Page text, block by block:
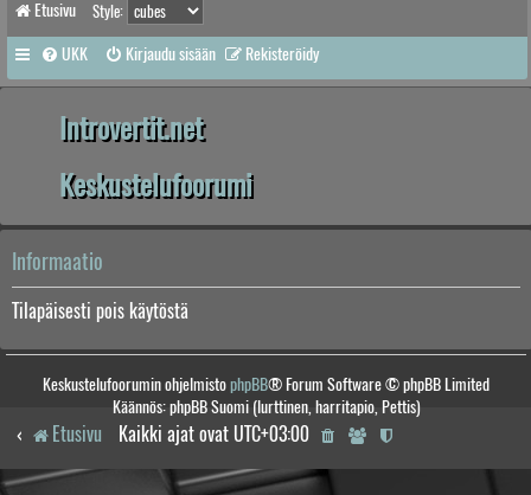
Etusivu Style:
UKK Kirjaudu sisään Rekisteröidy
Introvertit.net
Keskustelufoorumi
Informaatio
Tilapäisesti pois käytöstä
Keskustelufoorumin ohjelmistophpBB® Forum Software © phpBB Limited
Käännös: phpBB Suomi (lurttinen, harritapio, Pettis)
Etusivu Kaikki ajat ovat UTC+03:00